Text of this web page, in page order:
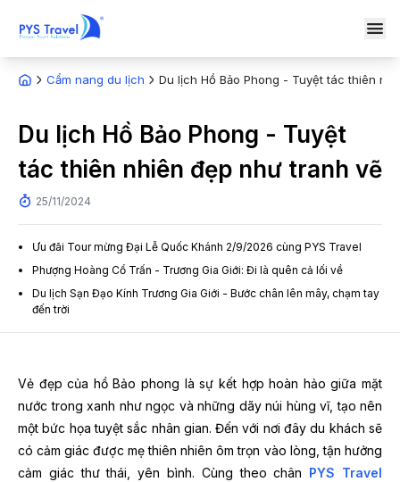
Cẩm nang du lịch Du lịch Hồ Bảo Phong - Tuyệt tác thiên
Du lịch Hồ Bảo Phong - Tuyệt
tác thiên nhiên đẹp như tranh vẽ
25/11/2024
Ưu đãi Tour mừng Đại Lễ Quốc Khánh 2/9/2026 cùng PYS Travel
Phượng Hoàng Cổ Trấn - Trương Gia Giới: Đi là quên cả lối về
Du lịch Sạn Đạo Kính Trương Gia Giới - Bước chân lên mây, chạm tay
đến trời
Vẻ đẹp của hồ Bảo phong là sự kết hợp hoàn hảo giữa mặt
nước trong xanh như ngọc và những dãy núi hùng vĩ, tạo nên
một bức họa tuyệt sắc nhân gian. Đến với nơi đây du khách sẽ
có cảm giác được mẹ thiên nhiên ôm trọn vào lòng, tận hưởng
cảm giác thư thái, yên bình. Cùng theo chân PYS Travel